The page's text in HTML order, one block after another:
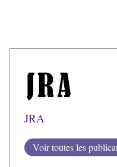
JRA
Voir toutes les